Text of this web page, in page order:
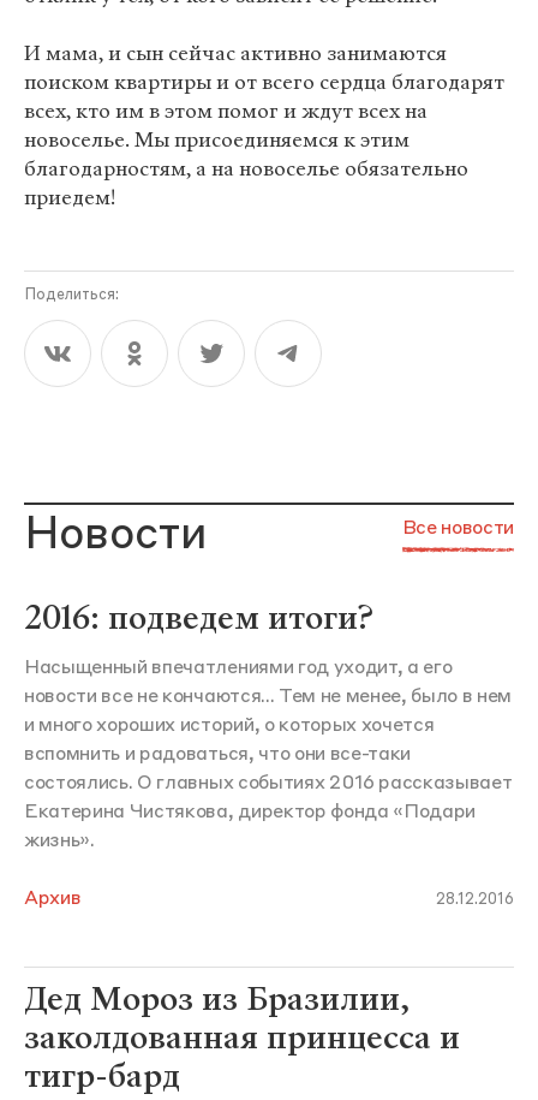
И мама, и сын сейчас активно занимаются
поиском квартиры и от всего сердца благодарят
всех, кто им в этом помог и ждут всех на
новоселье. Мы присоединяемся к этим
благодарностям, а на новоселье обязательно
приедем!
Поделиться:
Новости Все новости
2016: подведем итоги?
Насыщенный впечатлениями год уходит, а его
новости все не кончаются... Тем не менее, было в нем
и много хороших историй, о которых хочется
вспомнить и радоваться, что они все-таки
состоялись. О главных событиях 2016 рассказывает
Екатерина Чистякова, директор фонда «Подари
жизнь».
Архив 28.12.2016
Дед Мороз из Бразилии,
заколдованная принцесса и
тигр-бард